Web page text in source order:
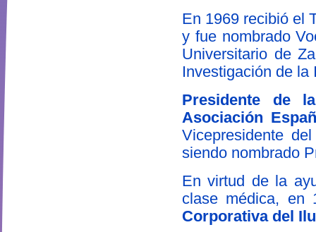
En 1969 recibió el
y fue nombrado
Universitario de
Investigación de la
Presidente de
Asociación
Vicepresidente
siendo nombrado
En virtud de la
clase médica,
Corporativa del